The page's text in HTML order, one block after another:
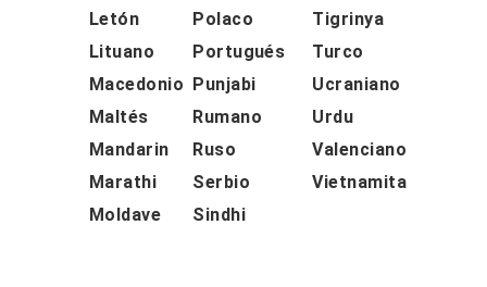
Letón
Lituano
Macedonio
Maltés
Mandarin
Marathi
Moldave
Polaco
Portugués
Punjabi
Rumano
Ruso
Serbio
Sindhi
Tigrinya
Turco
Ucraniano
Urdu
Valenciano
Vietnamita